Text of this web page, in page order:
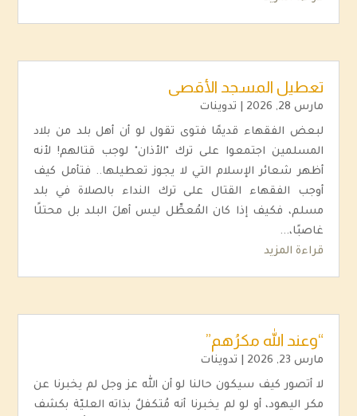
تعطيل المسجد الأقصى
مارس 28, 2026 تدوينات
لبعض الفقهاء قديمًا فتوى تقول لو أن أهل بلد من بلاد
المسلمين اجتمعوا على ترك "الأذان" لوجب قتالهم! لأنه
أظهر شعائر الإسلام التي لا يجوز تعطيلها.. فتأمل كيف
أوجب الفقهاء القتال على ترك النداء بالصلاة في بلد
مسلم، فكيف إذا كان المُعطِّل ليس أهلَ البلد بل محتلًا
غاصبًا،...
قراءة المزيد
“وعند الله مكرُهم”
مارس 23, 2026 تدوينات
لا أتصور كيف سيكون حالنا لو أن الله عز وجل لم يخبرنا عن
مكر اليهود، أو لو لم يخبرنا أنه مُتكفلٌ بذاته العليّة بكشف